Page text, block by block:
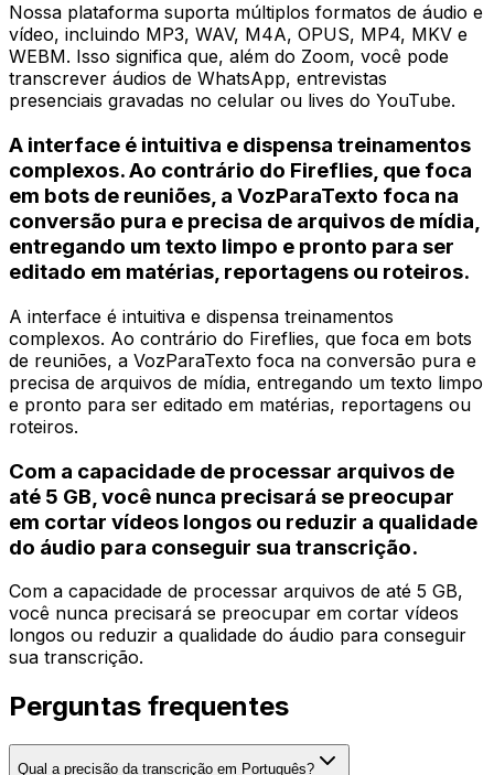
Nossa plataforma suporta múltiplos formatos de áudio e
vídeo, incluindo MP3, WAV, M4A, OPUS, MP4, MKV e
WEBM. Isso significa que, além do Zoom, você pode
transcrever áudios de WhatsApp, entrevistas
presenciais gravadas no celular ou lives do YouTube.
A interface é intuitiva e dispensa treinamentos
complexos. Ao contrário do Fireflies, que foca
em bots de reuniões, a VozParaTexto foca na
conversão pura e precisa de arquivos de mídia,
entregando um texto limpo e pronto para ser
editado em matérias, reportagens ou roteiros.
A interface é intuitiva e dispensa treinamentos
complexos. Ao contrário do Fireflies, que foca em bots
de reuniões, a VozParaTexto foca na conversão pura e
precisa de arquivos de mídia, entregando um texto limpo
e pronto para ser editado em matérias, reportagens ou
roteiros.
Com a capacidade de processar arquivos de
até 5 GB, você nunca precisará se preocupar
em cortar vídeos longos ou reduzir a qualidade
do áudio para conseguir sua transcrição.
Com a capacidade de processar arquivos de até 5 GB,
você nunca precisará se preocupar em cortar vídeos
longos ou reduzir a qualidade do áudio para conseguir
sua transcrição.
Perguntas frequentes
Qual a precisão da transcrição em Português?